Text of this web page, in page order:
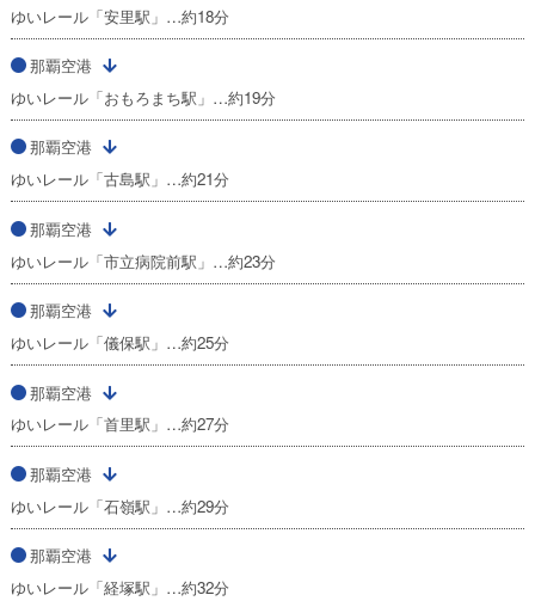
ゆいレール「安里駅」…約18分
那覇空港
ゆいレール「おもろまち駅」…約19分
那覇空港
ゆいレール「古島駅」…約21分
那覇空港
ゆいレール「市立病院前駅」…約23分
那覇空港
ゆいレール「儀保駅」…約25分
那覇空港
ゆいレール「首里駅」…約27分
那覇空港
ゆいレール「石嶺駅」…約29分
那覇空港
ゆいレール「経塚駅」…約32分